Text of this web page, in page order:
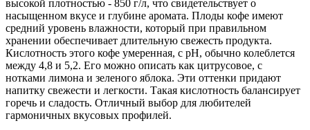
высокой плотностью - 850 г/л, что свидетельствует о
насыщенном вкусе и глубине аромата. Плоды кофе имеют
средний уровень влажности, который при правильном
хранении обеспечивает длительную свежесть продукта.
Кислотность этого кофе умеренная, с pH, обычно колеблется
между 4,8 и 5,2. Его можно описать как цитрусовое, с
нотками лимона и зеленого яблока. Эти оттенки придают
напитку свежести и легкости. Такая кислотность балансирует
горечь и сладость. Отличный выбор для любителей
гармоничных вкусовых профилей.